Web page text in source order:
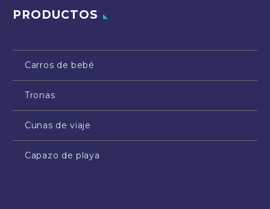
PRODUCTOS
Carros de bebé
Tronas
Cunas de viaje
Capazo de playa